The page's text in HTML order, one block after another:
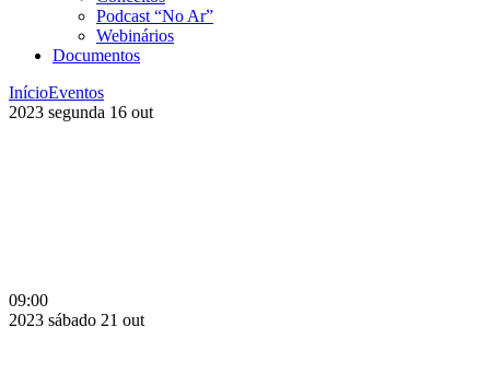
Podcast “No Ar”
Webinários
Documentos
InícioEventos
2023 segunda 16 out
09:00
2023 sábado 21 out